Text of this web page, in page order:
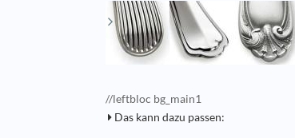
//leftbloc bg_main1
Das kann dazu passen: